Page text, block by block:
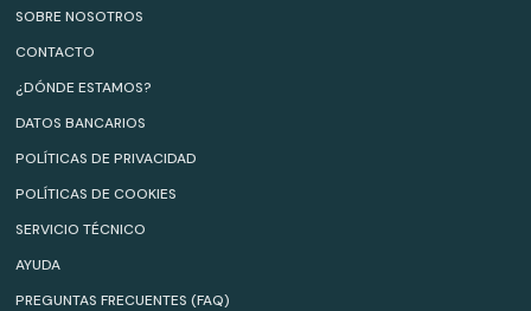
SOBRE NOSOTROS
CONTACTO
¿DÓNDE ESTAMOS?
DATOS BANCARIOS
POLÍTICAS DE PRIVACIDAD
POLÍTICAS DE COOKIES
SERVICIO TÉCNICO
AYUDA
PREGUNTAS FRECUENTES (FAQ)